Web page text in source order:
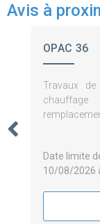
Avis à
OPAC 36
Travaux
Date limite
10/08/2026